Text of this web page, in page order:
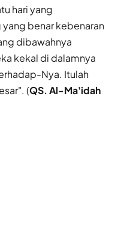
hari yang
benar kebenaran
dibawahnya
kekal di dalamnya
Nya. Itulah
(QS. Al-Ma'idah